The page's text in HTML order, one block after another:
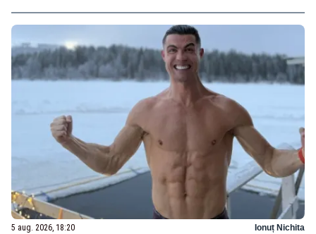
5 aug. 2026, 18:20 Ionuț Nichita